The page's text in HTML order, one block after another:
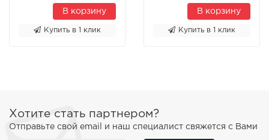
В корзину
Купить в 1 клик
В корзину
Купить в 1 клик
Хотите стать партнером?
Отправьте свой email и наш специалист свяжется с Вами